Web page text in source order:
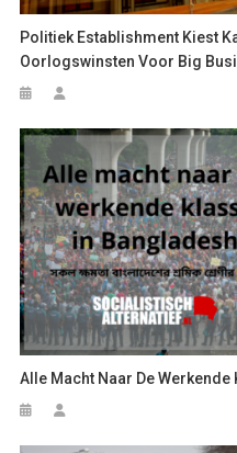
Politiek Establishment Kiest
Oorlogswinsten Voor Big
Alle Macht Naar De